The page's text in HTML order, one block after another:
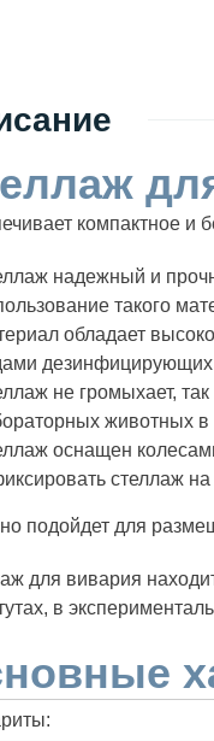
компактное и
надежный и
такого
обладает
дезинфицирующих
не громыхает,
животных в
оснащен
стеллаж
подойдет для
для вивария
в